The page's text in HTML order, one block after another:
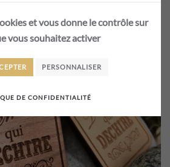
et vous donne le contrôle sur
vous souhaitez activer
PERSONNALISER
DE CONFIDENTIALITÉ